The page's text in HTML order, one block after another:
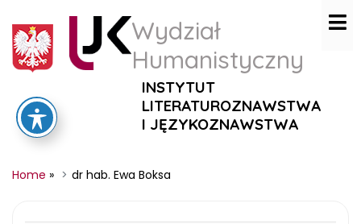
Wydział
Humanistyczny
INSTYTUT
LITERATUROZNAWSTWA
I JĘZYKOZNAWSTWA
Home » dr hab. Ewa Boksa